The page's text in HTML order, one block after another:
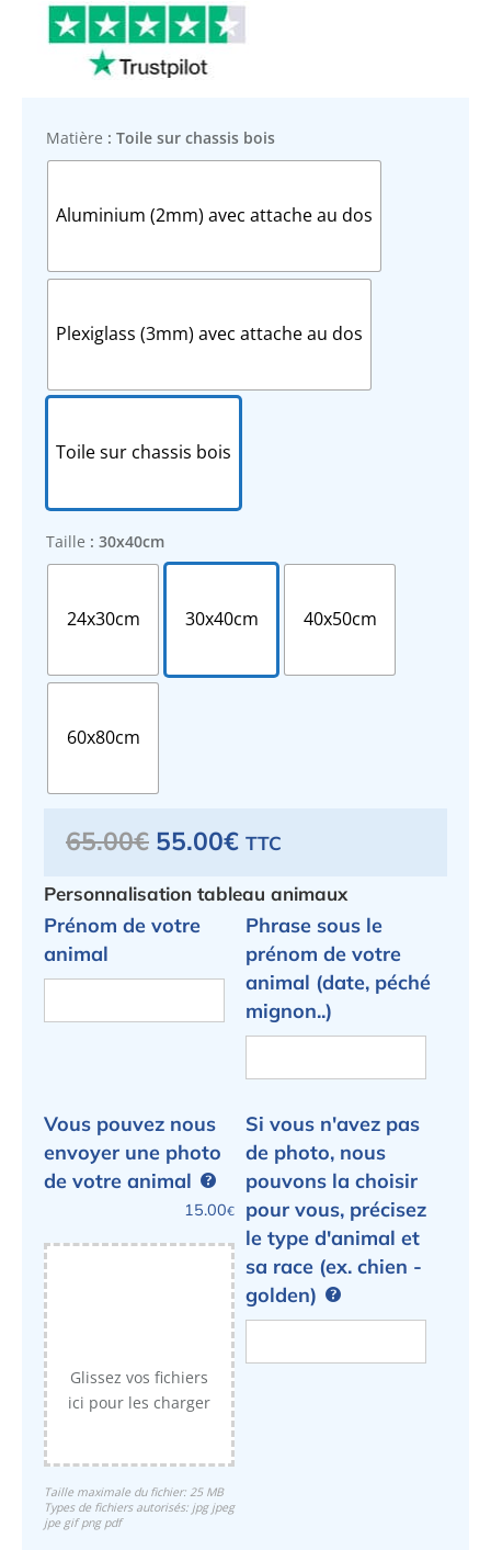
Matière : Toile sur chassis bois
Aluminium (2mm) avec attache au dos
Plexiglass (3mm) avec attache au dos
Toile sur chassis bois
Taille : 30x40cm
24x30cm 30x40cm 40x50cm
60x80cm
65.00€ Le
prix
initial
était :
65.00€.
55.00€Le
prix
actuel
est :
55.00€.
TTC
Personnalisation tableau animaux
Prénom de votre
animal
Phrase sous le
prénom de votre
animal (date, péché
mignon..)
Vous pouvez nous
envoyer une photo
de votre animal
15.00€
Glissez vos fichiers
ici pour les charger
Taille maximale du fichier: 25 MB
Types de fichiers autorisés: jpg jpeg
jpe gif png pdf
Si vous n'avez pas
de photo, nous
pouvons la choisir
pour vous, précisez
le type d'animal et
sa race (ex. chien -
golden)